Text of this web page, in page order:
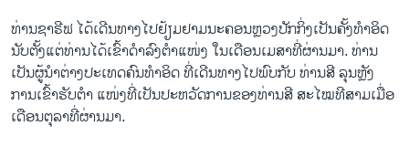
ທ່ານຊາຣີຟ ໄດ້ເດີນທາງໄປຢ້ຽມຢາມນະຄອນຫຼວງປັກກິ່ງເປັນຄັ້ງທໍາອິດ
ນັບຕັ້ງແຕ່ທ່ານໄດ້ເຂົ້າດໍາລົງຕໍາແໜ່ງ ໃນເດືອນເມສາທີ່ຜ່ານມາ. ທ່ານ
ເປັນຜູ້ນໍາຕ່າງປະເທດຄົນທໍາອິດ ທີ່ເດີນທາງໄປພົບກັບ ທ່ານສີ ລຸນຫຼັງ
ການເຂົ້າຮັບຕໍາ ແໜ່ງທີ່ເປັນປະຫວັດການຂອງທ່ານສີ ສະໄໝທີສາມເມື່ອ
ເດືອນຕຸລາທີ່ຜ່ານມາ.